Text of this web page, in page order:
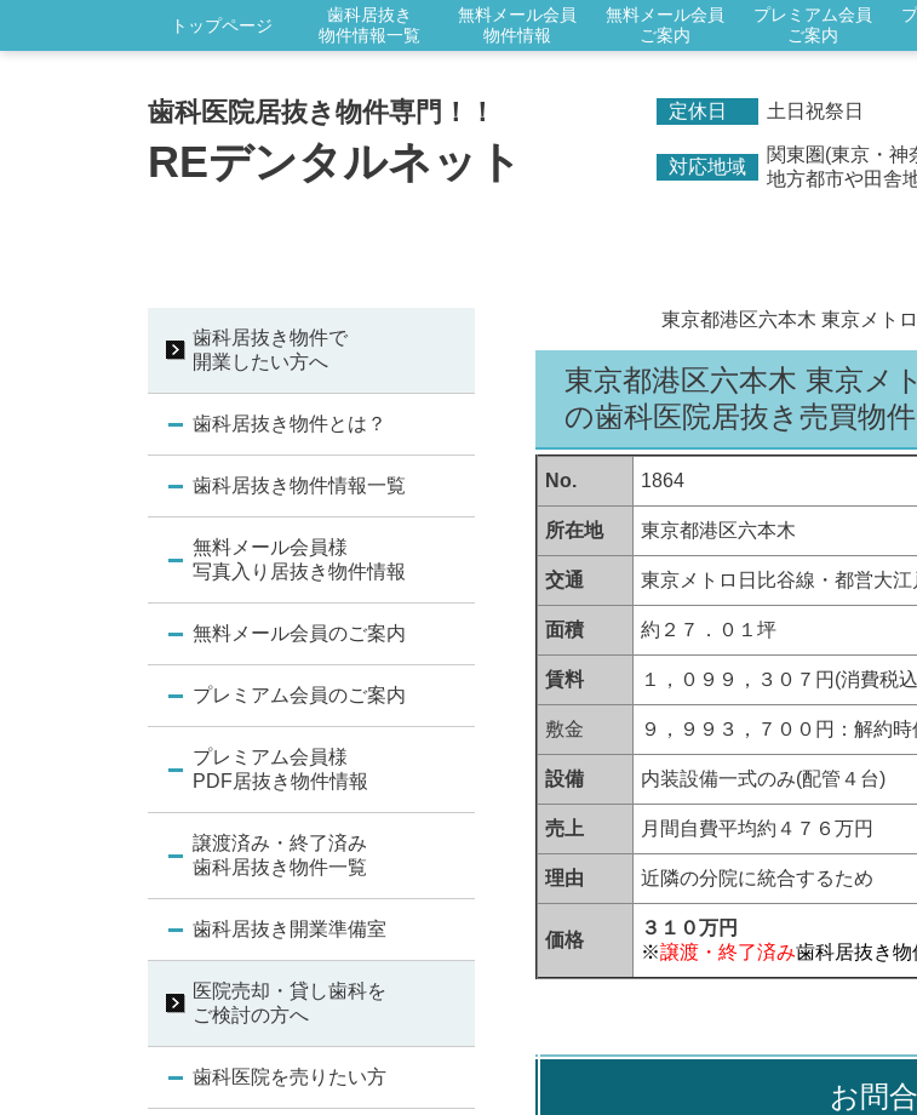
トップページ
歯科居抜き
物件情報一覧
無料メール会員
物件情報
無料メール会員
ご案内
プレミアム会員
ご案内
歯科医院居抜き物件専門！！
REデンタルネット
定休日 土日祝祭日
対応地域
関東圏(東京・神
地方都市や田舎
東京都港区六本木 東京メト
東京都港区六本木 東京メ
の歯科医院居抜き 売買物件
No. 1864
所在地 東京都港区六本木
交通 東京メトロ日比谷線・都営大江
面積 約２７．０１坪
賃料 １，０９９，３０７円(消費税
敷金 ９，９９３，７００円：解約
設備 内装設備一式のみ(配管４台)
売上 月間自費平均約４７６万円
理由 近隣の分院に統合するため
価格
３１０万円
※譲渡・終了済み歯科居抜き物
お問
歯科居抜き物件で
開業したい方へ
歯科居抜き物件とは？
歯科居抜き物件情報一覧
無料メール会員様
写真入り居抜き物件情報
無料メール会員のご案内
プレミアム会員のご案内
プレミアム会員様
PDF居抜き物件情報
譲渡済み・終了済み
歯科居抜き物件一覧
歯科居抜き開業準備室
医院売却・貸し歯科を
ご検討の方へ
歯科医院を売りたい方